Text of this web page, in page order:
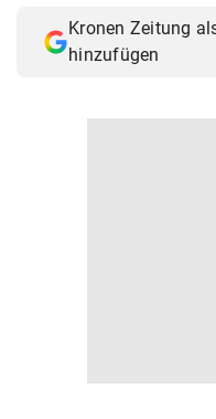
Kronen Zeitung
hinzufügen